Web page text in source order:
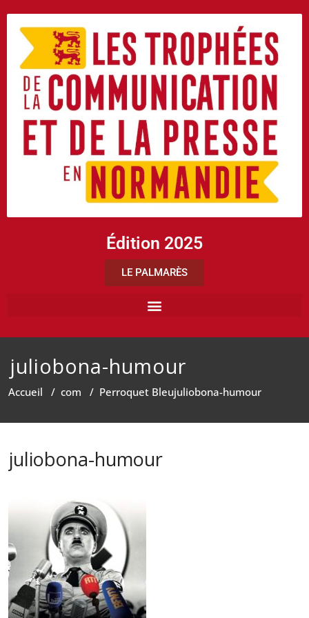
Édition 2025
LE PALMARÈS
juliobona-humour
Accueil / com / Perroquet Bleujuliobona-humour
juliobona-humour